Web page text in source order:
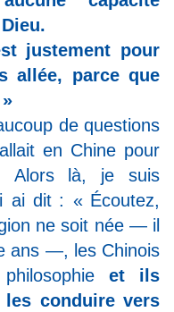
justement pour
allée, parce que
de questions
en Chine pour
Alors là, je suis
ai dit : « Écoutez,
ne soit née — il
ans —, les Chinois
et ils
conduire vers